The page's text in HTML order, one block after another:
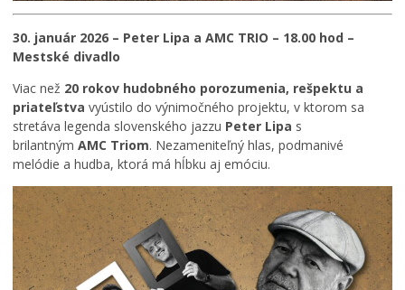
30. január 2026 – Peter Lipa a AMC TRIO – 18.00 hod –
Mestské divadlo
Viac než 20 rokov hudobného porozumenia, rešpektu a
priateľstva vyústilo do výnimočného projektu, v ktorom sa
stretáva legenda slovenského jazzu Peter Lipa s
brilantným AMC Triom. Nezameniteľný hlas, podmanivé
melódie a hudba, ktorá má hĺbku aj emóciu.